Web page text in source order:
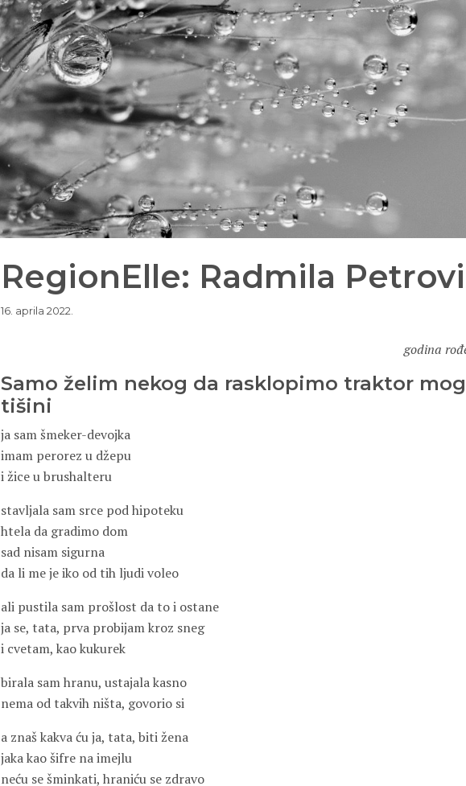
RegionElle: Radmila
16. aprila 2022.
godina
Samo želim nekog da rasklopimo traktor
tišini
ja sam šmeker-devojka
imam perorez u džepu
i žice u brushalteru
stavljala sam srce pod hipoteku
htela da gradimo dom
sad nisam sigurna
da li me je iko od tih ljudi voleo
ali pustila sam prošlost da to i ostane
ja se, tata, prva probijam kroz sneg
i cvetam, kao kukurek
birala sam hranu, ustajala kasno
nema od takvih ništa, govorio si
a znaš kakva ću ja, tata, biti žena
jaka kao šifre na imejlu
neću se šminkati, hraniću se zdravo